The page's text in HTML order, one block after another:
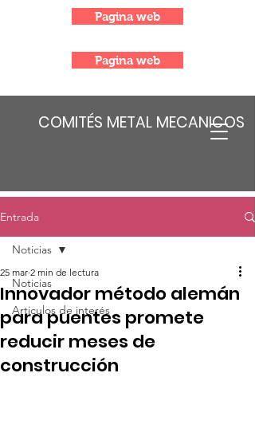
COMITÉS METAL MECANICOS
Pagina web
Pagina web
Entrada
Noticias
Articulos de interés
Noticias
Innovador método alemán
para puentes promete
reducir meses de
construcción
25 mar 2 min de lectura